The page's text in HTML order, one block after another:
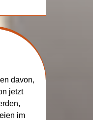
davon,
jetzt
im